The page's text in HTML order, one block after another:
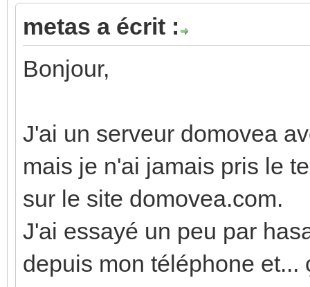
metas a écrit :
Bonjour,
J'ai un serveur domovea
mais je n'ai jamais pris le
sur le site domovea.com.
J'ai essayé un peu par
depuis mon téléphone